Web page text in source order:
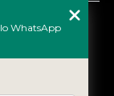
WhatsApp